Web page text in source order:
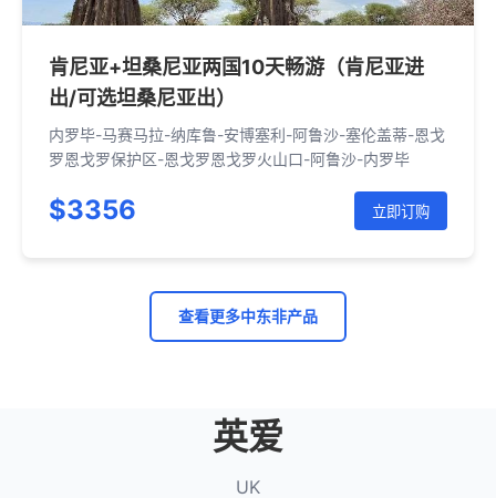
肯尼亚+坦桑尼亚两国10天畅游（肯尼亚进
出/可选坦桑尼亚出）
内罗毕-马赛马拉-纳库鲁-安博塞利-阿鲁沙-塞伦盖蒂-恩戈
罗恩戈罗保护区-恩戈罗恩戈罗火山口-阿鲁沙-内罗毕
$3356 立即订购
查看更多中东非产品
英爱
UK